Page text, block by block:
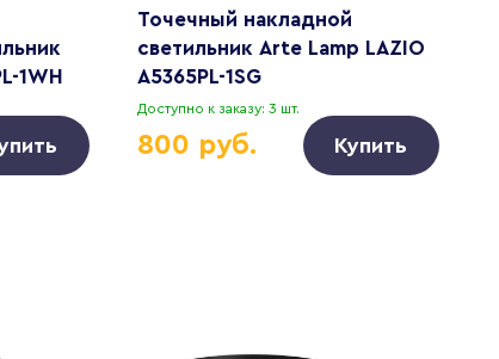
1WH
Точечный накладной
светильник Arte Lamp LAZIO
A5365PL-1SG
Доступно к заказу: 3 шт.
800 руб. Купить